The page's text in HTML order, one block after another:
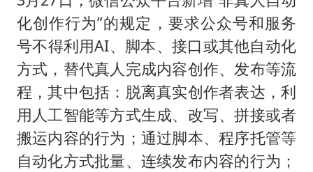
化创作行为”的规定，要求公众号和服务
号不得利用AI、脚本、接口或其他自动化
方式，替代真人完成内容创作、发布等流
程，其中包括：脱离真实创作者表达，利
用人工智能等方式生成、改写、拼接或者
搬运内容的行为；通过脚本、程序托管等
自动化方式批量、连续发布内容的行为；